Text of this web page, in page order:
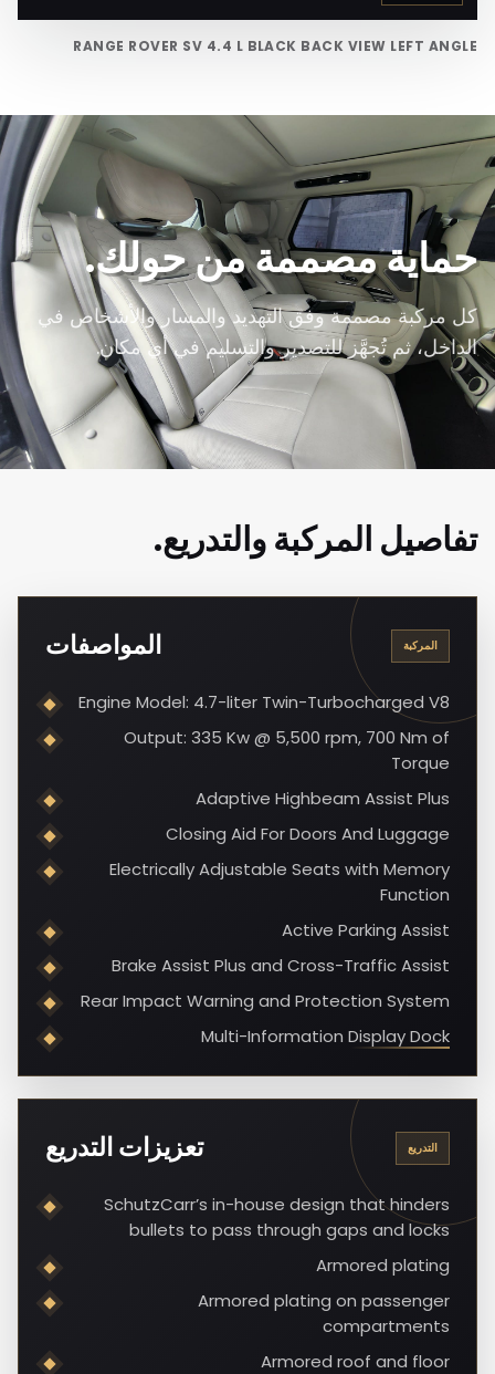
RANGE ROVER SV 4.4 L BLACK BACK VIEW LEFT ANGLE
حماية مصممة من حولك.
كل مركبة مصممة وفق التهديد والمسار والأشخاص في
الداخل، ثم تُجهَّز للتصدير والتسليم في أي مكان.
تفاصيل المركبة والتدريع.
المركبة المواصفات
Engine Model: 4.7-liter Twin-Turbocharged V8
Output: 335 Kw @ 5,500 rpm, 700 Nm of
Torque
Adaptive Highbeam Assist Plus
Closing Aid For Doors And Luggage
Electrically Adjustable Seats with Memory
Function
Active Parking Assist
Brake Assist Plus and Cross-Traffic Assist
Rear Impact Warning and Protection System
Multi-Information Display Dock
التدريع تعزيزات التدريع
SchutzCarr’s in-house design that hinders
bullets to pass through gaps and locks
Armored plating
Armored plating on passenger
compartments
Armored roof and floor